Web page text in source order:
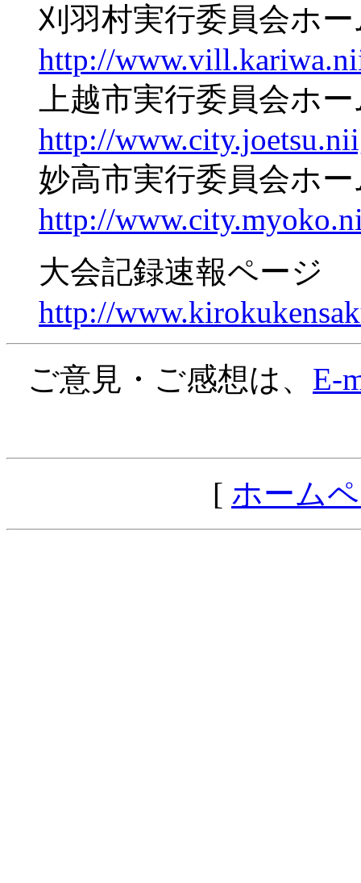
刈羽村実行委員会
http://
上越市実行委員会
http://
妙高市実行委員会
http://
大会記録速報ペー
http://
ご意見・ご感想は、 E-
[ ホーム